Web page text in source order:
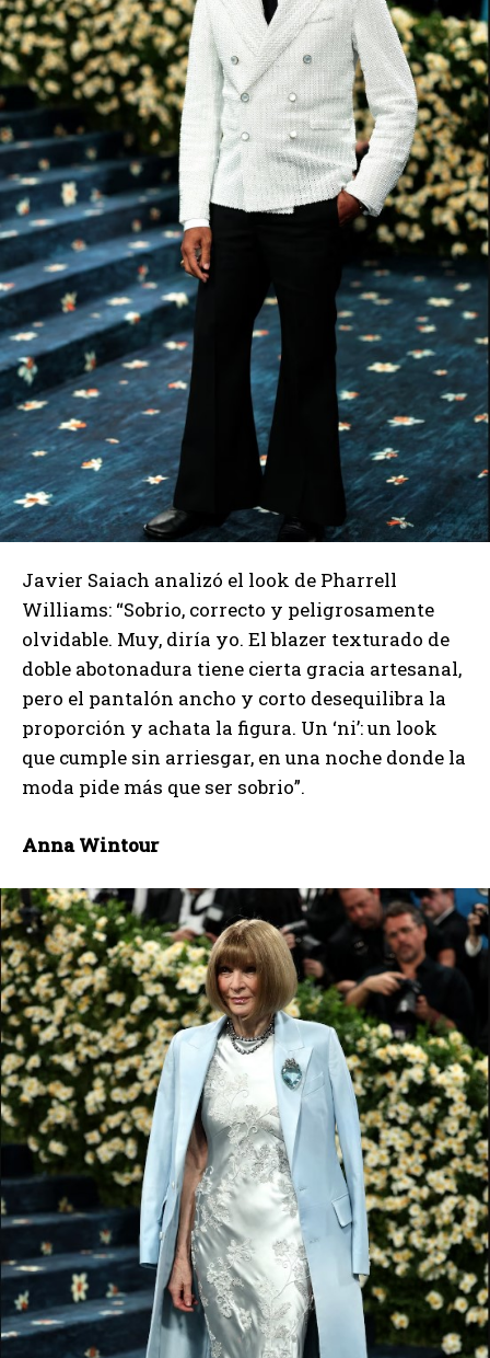
Javier Saiach analizó el look de Pharrell
Williams: “Sobrio, correcto y peligrosamente
olvidable. Muy, diría yo. El blazer texturado de
doble abotonadura tiene cierta gracia artesanal,
pero el pantalón ancho y corto desequilibra la
proporción y achata la figura. Un ‘ni’: un look
que cumple sin arriesgar, en una noche donde la
moda pide más que ser sobrio”.
Anna Wintour